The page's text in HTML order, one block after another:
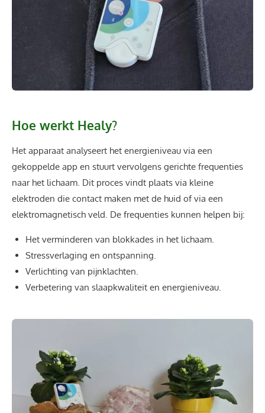
Hoe werkt Healy?
Het apparaat analyseert het energieniveau via een
gekoppelde app en stuurt vervolgens gerichte frequenties
naar het lichaam. Dit proces vindt plaats via kleine
elektroden die contact maken met de huid of via een
elektromagnetisch veld. De frequenties kunnen helpen bij:
Het verminderen van blokkades in het lichaam.
Stressverlaging en ontspanning.
Verlichting van pijnklachten.
Verbetering van slaapkwaliteit en energieniveau.